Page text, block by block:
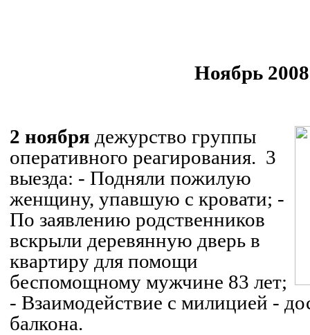
Ноябрь 2008
2 ноября дежурство группы
оперативного реагирования. 3
выезда: - Подняли пожилую
женщину, упавшую с кровати; -
По заявлению родственников
вскрыли деревянную дверь в
квартиру для помощи
беспомощному мужчине 83 лет;
- Взаимодействие с милицией -
балкона.